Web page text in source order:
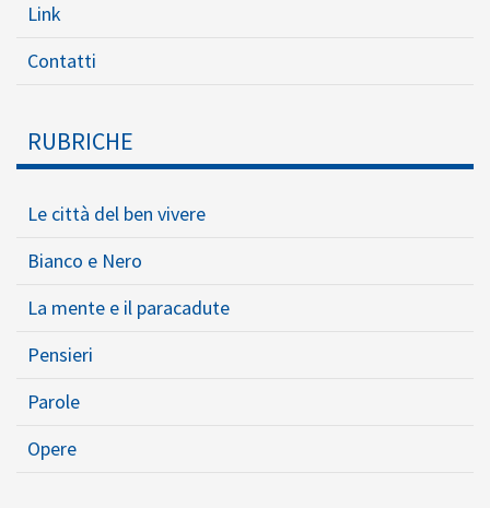
Link
Contatti
RUBRICHE
Le città del ben vivere
Bianco e Nero
La mente e il paracadute
Pensieri
Parole
Opere